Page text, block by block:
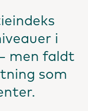
i
men faldt
som